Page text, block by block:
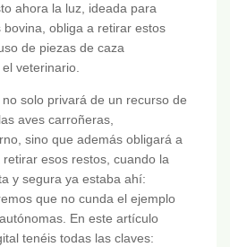
ahora la luz, ideada para
obliga a retirar estos
de piezas de caza
veterinario.
solo privará de un recurso de
aves carroñeras,
sino que además obligará a
esos restos, cuando la
y segura ya estaba ahí:
que no cunda el ejemplo
En este artículo
tenéis todas las claves: